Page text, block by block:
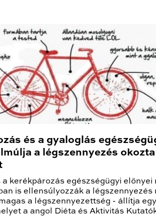
és a gyaloglás
a légszennyezés okozta
kerékpározás egészségügyi előnyei
is ellensúlyozzák a légszennyezés
a légszennyezettség - állítja egy
a angol Diéta és Aktivitás